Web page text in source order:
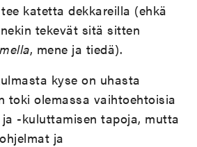
katetta dekkareilla (ehkä
tekevät sitä sitten
, mene ja tiedä).
kyse on uhasta
toki olemassa vaihtoehtoisia
-kuluttamisen tapoja, mutta
ja